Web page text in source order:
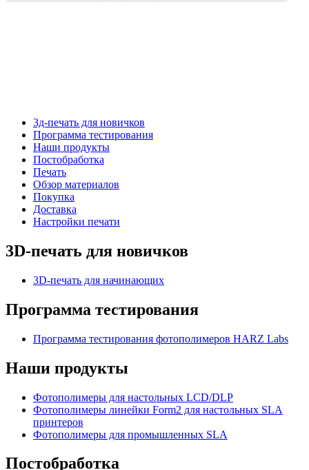
3д-печать для новичков
Программа тестирования
Наши продукты
Постобработка
Печать
Обзор материалов
Покупка
Доставка
Настройки печати
3D-печать для новичков
3D-печать для начинающих
Программа тестирования
Программа тестирования фотополимеров HARZ Labs
Наши продукты
Фотополимеры для настольных LCD/DLP
Фотополимеры линейки Form2 для настольных SLA
принтеров
Фотополимеры для промышленных SLA
Постобработка